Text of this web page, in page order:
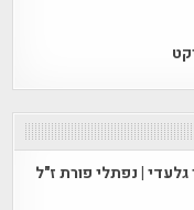
| נפתלי פורת ז"ל